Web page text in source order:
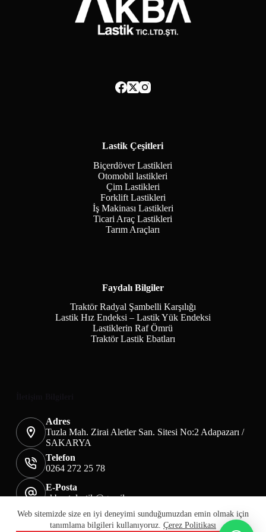
Web sitemizde size en iyi deneyimi sunduğumuzdan emin olmak için
tanımlama bilgileri kullanıyoruz. Çerez Politikası
Lastik Çeşitleri
Biçerdöver Lastikleri
Otomobil lastikleri
Çim Lastikleri
Forklift Lastikleri
İş Makinası Lastikleri
Ticari Araç Lastikleri
Tarım Araçları
Faydalı Bilgiler
Traktör Radyal Şambelli Karşılığı
Lastik Hız Endeksi – Lastik Yük Endeksi
Lastiklerin Raf Ömrü
Traktör Lastik Ebatları
Adres
Tuzla Mah. Zirai Aletler San. Sitesi No:2 Adapazarı /
SAKARYA
Telefon
0264 272 25 78
E-Posta
akbaotolastik@gmail.com
Mesafeli Satış Sözleşmesi
Teslimat&İade
Üyelik KVKK Sayfası
Çerez Politikası